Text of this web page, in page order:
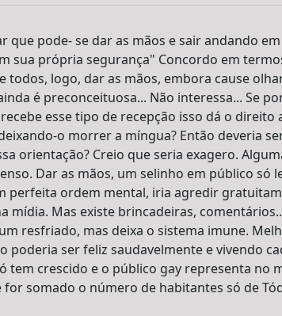
que pode- se dar as mãos e sair andando
sua própria segurança" Concordo em
todos, logo, dar as mãos, embora cause
é preconceituosa... Não interessa... Se
esse tipo de recepção isso dá o
o morrer a míngua? Então deveria
orientação? Creio que seria exagero.
Dar as mãos, um selinho em público só
perfeita ordem mental, iria agredir
mídia. Mas existe brincadeiras,
resfriado, mas deixa o sistema imune.
poderia ser feliz saudavelmente e vivendo
tem crescido e o público gay representa no
for somado o número de habitantes só de